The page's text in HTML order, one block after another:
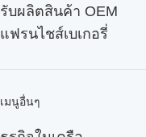
รับผลิตสินค้า OEM
แฟรนไชส์เบเกอรี่
เมนูอื่นๆ